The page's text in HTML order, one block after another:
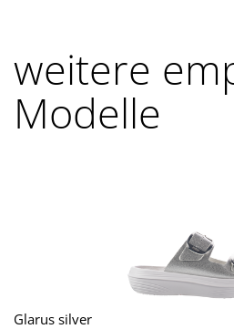
weitere
Modelle
Glarus silver